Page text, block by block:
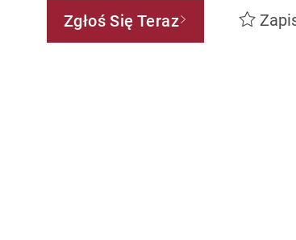
Zgłoś Się Teraz